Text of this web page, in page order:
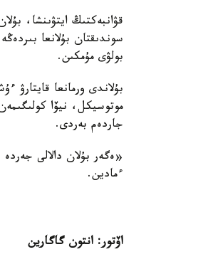
قۋانبەكتىڭ ايتۋىنشا،
سوندىقتان بۇلانعا
بولۋى مۇمكىن.
بۇلاندى ورمانعا قايتارۋ
موتوسيكل، نيۆا
جاردەم بەردى.
«ەگەر بۇلان دالالى
ءمادين.
اۆتور: انتون گاگارين